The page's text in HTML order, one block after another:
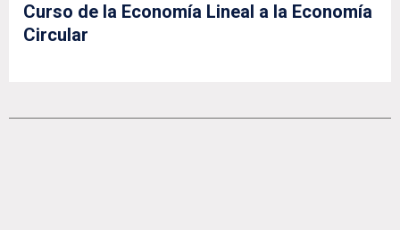
Curso de la Economía Lineal a la Economía
Circular